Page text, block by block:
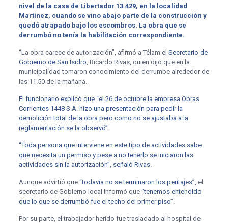
nivel de la casa de Libertador 13.429, en la localidad
Martínez, cuando se vino abajo parte de la construcción y
quedó atrapado bajo los escombros. La obra que se
derrumbó no tenía la habilitación correspondiente.
“La obra carece de autorización”, afirmó a Télam el Secretario de
Gobierno de San Isidro, Ricardo Rivas, quien dijo que en la
municipalidad tomaron conocimiento del derrumbe alrededor de
las 11.50 de la mañana.
El funcionario explicó que “el 26 de octubre la empresa Obras
Corrientes 1448 S.A. hizo una presentación para pedir la
demolición total de la obra pero como no se ajustaba a la
reglamentación se la observó”.
“Toda persona que interviene en este tipo de actividades sabe
que necesita un permiso y pese a no tenerlo se iniciaron las
actividades sin la autorización”, señaló Rivas.
Aunque advirtió que “todavía no se terminaron los peritajes”, el
secretario de Gobierno local informó que “tenemos entendido
que lo que se derrumbó fue el techo del primer piso”.
Por su parte, el trabajador herido fue trasladado al hospital de